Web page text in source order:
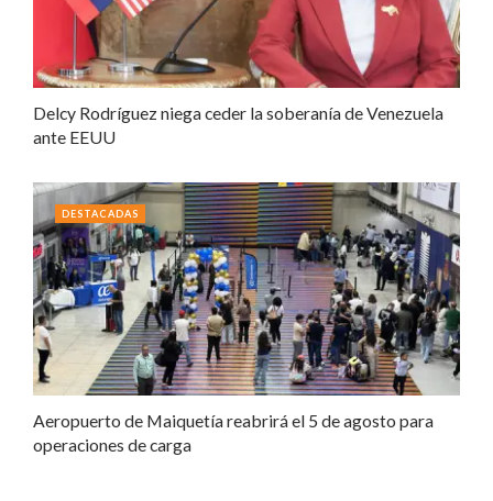
Delcy Rodríguez niega ceder la soberanía de Venezuela
ante EEUU
Aeropuerto de Maiquetía reabrirá el 5 de agosto para
operaciones de carga
DESTACADAS